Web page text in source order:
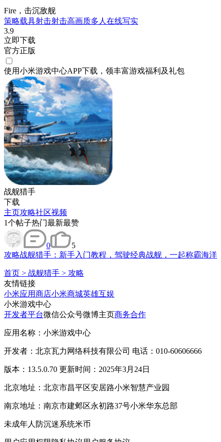
Fire，击沉敌舰
策略载具射击射击高画质多人在线写实
3.9
立即下载
官方正版
使用小米游戏中心APP下载 ，领丰富游戏福利 及礼包
战舰猎手
下载
主页攻略社区视频
1个帖子热门最新最赞
0
5
攻略战舰猎手：新手入门教程，驾驶经典战舰，一起称霸海洋
首页 > 战舰猎手 > 攻略
友情链接
小米应用商店小米商城英雄互娱
小米游戏中心
开发者平台微信公众号微博主页商务合作
应用名称：小米游戏中心
开发者：北京瓦力网络科技有限公司 电话：010-60606666
版本：13.5.0.70 更新时间：2025年3月24日
北京地址：北京市昌平区安居路小米智慧产业园
南京地址：南京市建邺区永初路37号小米华东总部
未成年人防沉迷系统米币